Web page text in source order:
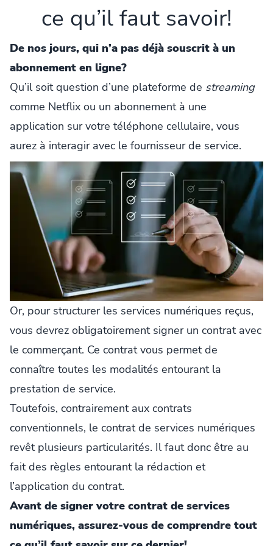
ce qu’il faut savoir!
De nos jours, qui n’a pas déjà souscrit à un
abonnement en ligne?
Qu’il soit question d’une plateforme de streaming
comme Netflix ou un abonnement à une
application sur votre téléphone cellulaire, vous
aurez à interagir avec le fournisseur de service.
Or, pour structurer les services numériques reçus,
vous devrez obligatoirement signer un contrat avec
le commerçant. Ce contrat vous permet de
connaître toutes les modalités entourant la
prestation de service.
Toutefois, contrairement aux contrats
conventionnels, le contrat de services numériques
revêt plusieurs particularités. Il faut donc être au
fait des règles entourant la rédaction et
l’application du contrat.
Avant de signer votre contrat de services
numériques, assurez-vous de comprendre tout